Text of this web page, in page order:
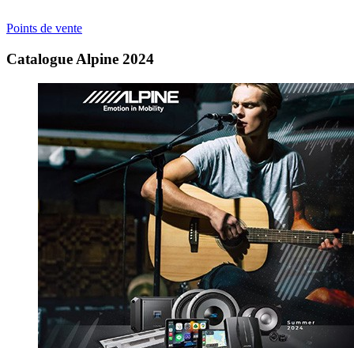
Points de vente
Catalogue Alpine 2024